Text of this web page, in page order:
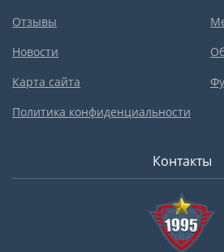
Отзывы
Новости
Карта сайта
Политика конфиденциальности
Контакты